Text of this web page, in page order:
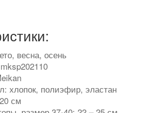
весна, осень
хлопок, полиэфир, эластан
см